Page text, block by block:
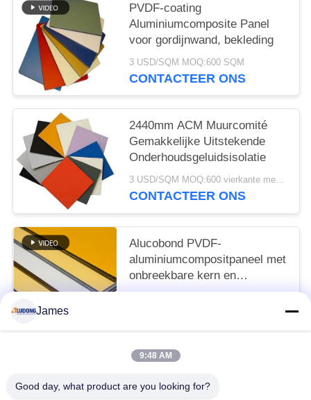
PVDF-coating
Aluminiumcomposite Panel
voor gordijnwand, bekleding
3 USD/SQM MOQ:600 SQM
CONTACTEER ONS
2440mm ACM Muurcomité
Gemakkelijke Uitstekende
Onderhoudsgeluidsisolatie
3 USD/SQM MOQ:600 vierkante meters
CONTACTEER ONS
Alucobond PVDF-
aluminiumcompositpaneel met
onbreekbare kern en
glanzende oppervlakte
James
9:48 AM
Good day, what product are you looking for?